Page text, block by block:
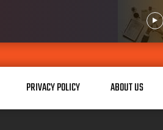
PRIVACY POLICY ABOUT US